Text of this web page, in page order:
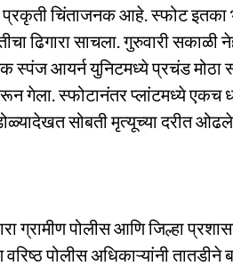
प्रकृती चिंताजनक आहे. स्फोट इतका
ढिगारा साचला. गुरुवारी
स्पंज आयर्न युनिटमध्ये प्रचंड मोठा
गेला. स्फोटानंतर प्लांटमध्ये एकच
सोबती मृत्यूच्या दरीत
ग्रामीण पोलीस आणि जिल्हा
पोलीस अधिकाऱ्यांनी तातडीने